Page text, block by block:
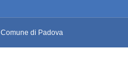
Comune di Padova